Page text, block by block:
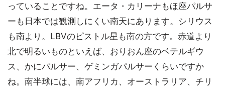
っていることですね。エータ・カリーナもほ座パルサ
ーも日本では観測しにくい南天にあります。シリウス
も南より。LBVのピストル星も南の方です。赤道より
北で明るいものといえば、おりおん座のベテルギウ
ス、かにパルサー、ゲミンガパルサーくらいですか
ね。南半球には、南アフリカ、オーストラリア、チリ